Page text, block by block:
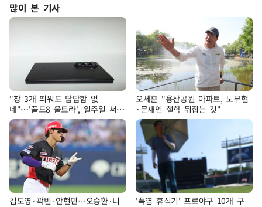
많이 본 기사
"창 3개 띄워도 답답함 없
네"…'폴드8 울트라', 일주일 써보
니
오세훈 "용산공원 아파트, 노무현
·문재인 철학 뒤집는 것"
김도영·곽빈·안현민…오승환·니
'폭염 휴식기' 프로야구 10개 구